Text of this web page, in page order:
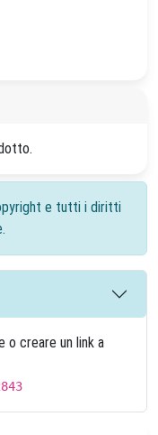
e tutti i diritti
o creare un link a